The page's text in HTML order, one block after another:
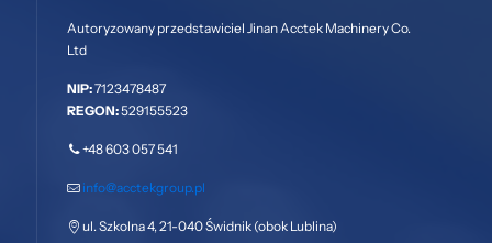
Autoryzowany przedstawiciel Jinan Acctek Machinery Co.
Ltd
NIP:7123478487
REGON:529155523
+48 603 057 541
info@acctekgroup.pl
ul. Szkolna 4, 21-040 Świdnik (obok Lublina)